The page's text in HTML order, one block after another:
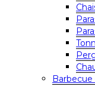
Barbecue